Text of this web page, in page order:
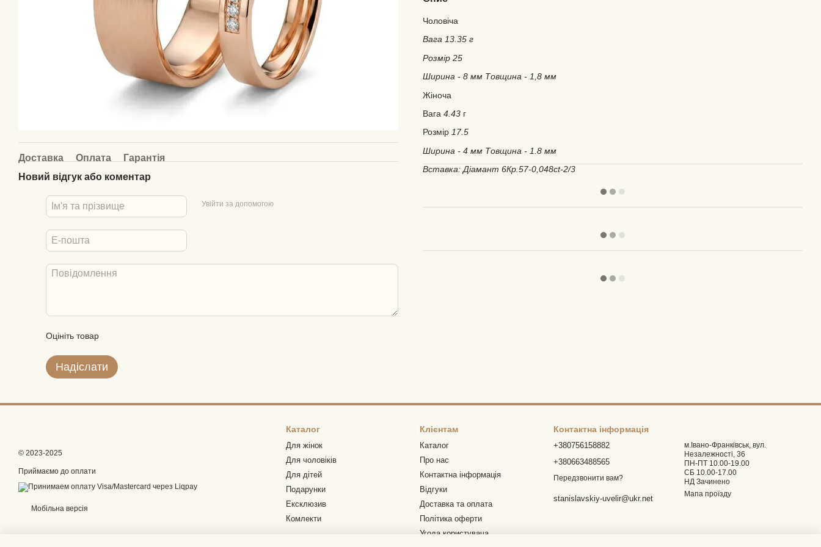
Доставка Оплата
Гарантія
Новий відгук або коментар
Увійти за допомогою
Оцініть товар
Надіслати
Чоловіча
Вага 13.35 г
Розмір 25
Ширина - 8 мм Товщина - 1,8 мм
Жіноча
Вага 4.43 г
Розмір 17.5
Ширина - 4 мм Товщина - 1.8 мм
Вставка: Діамант 6Кр.57-0,048ct-2/3
© 2023-2025
Приймаємо до оплати
Мобільна версія
Каталог
Для жінок
Для чоловіків
Для дітей
Подарунки
Ексклюзив
Комлекти
Клієнтам
Каталог
Про нас
Контактна інформація
Відгуки
Доставка та оплата
Політика оферти
Угода користувача
Контактна інформація
+380756158882
+380663488565
Передзвонити вам?
stanislavskiy-uvelir@ukr.net
м.Івано-Франківськ, вул.
Незалежності, 36
ПН-ПТ 10.00-19.00
СБ 10.00-17.00
НД Зачинено
Мапа проїзду